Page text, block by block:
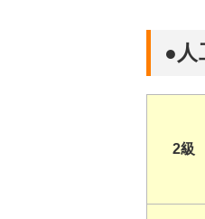
●人
2級